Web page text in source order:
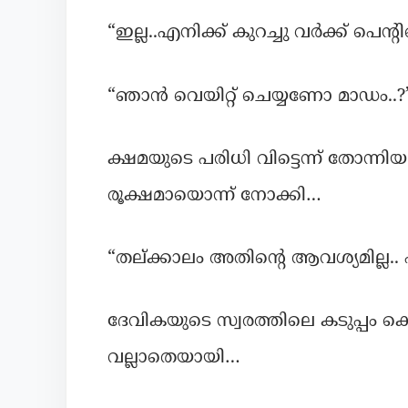
“ഇല്ല..എനിക്ക് കുറച്ചു വർക്ക്
“ഞാൻ വെയിറ്റ് ചെയ്യണോ
ക്ഷമയുടെ പരിധി വിട്ടെന്ന്
രൂക്ഷമായൊന്ന് നോക്കി…
“തല്ക്കാലം അതിന്റെ
ദേവികയുടെ സ്വരത്തിലെ കടുപ്പം
വല്ലാതെയായി…